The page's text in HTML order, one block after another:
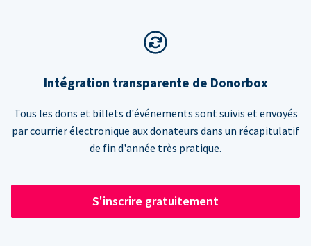
Intégration transparente de Donorbox
Tous les dons et billets d'événements sont suivis et envoyés
par courrier électronique aux donateurs dans un récapitulatif
de fin d'année très pratique.
S'inscrire gratuitement